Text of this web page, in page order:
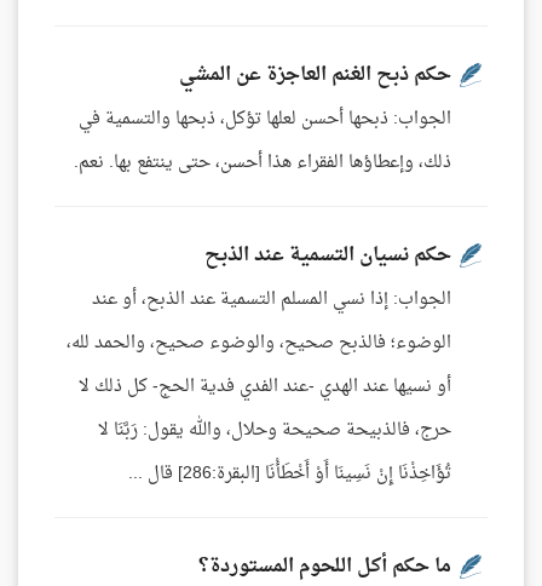
حكم ذبح الغنم العاجزة عن المشي
الجواب: ذبحها أحسن لعلها تؤكل، ذبحها والتسمية في
ذلك، وإعطاؤها الفقراء هذا أحسن، حتى ينتفع بها. نعم.
حكم نسيان التسمية عند الذبح
الجواب: إذا نسي المسلم التسمية عند الذبح، أو عند
الوضوء؛ فالذبح صحيح، والوضوء صحيح، والحمد لله،
أو نسيها عند الهدي -عند الفدي فدية الحج- كل ذلك لا
حرج، فالذبيحة صحيحة وحلال، والله يقول: رَبَّنَا لا
تُؤَاخِذْنَا إِنْ نَسِينَا أَوْ أَخْطَأْنَا [البقرة:286] قال ...
ما حكم أكل اللحوم المستوردة؟